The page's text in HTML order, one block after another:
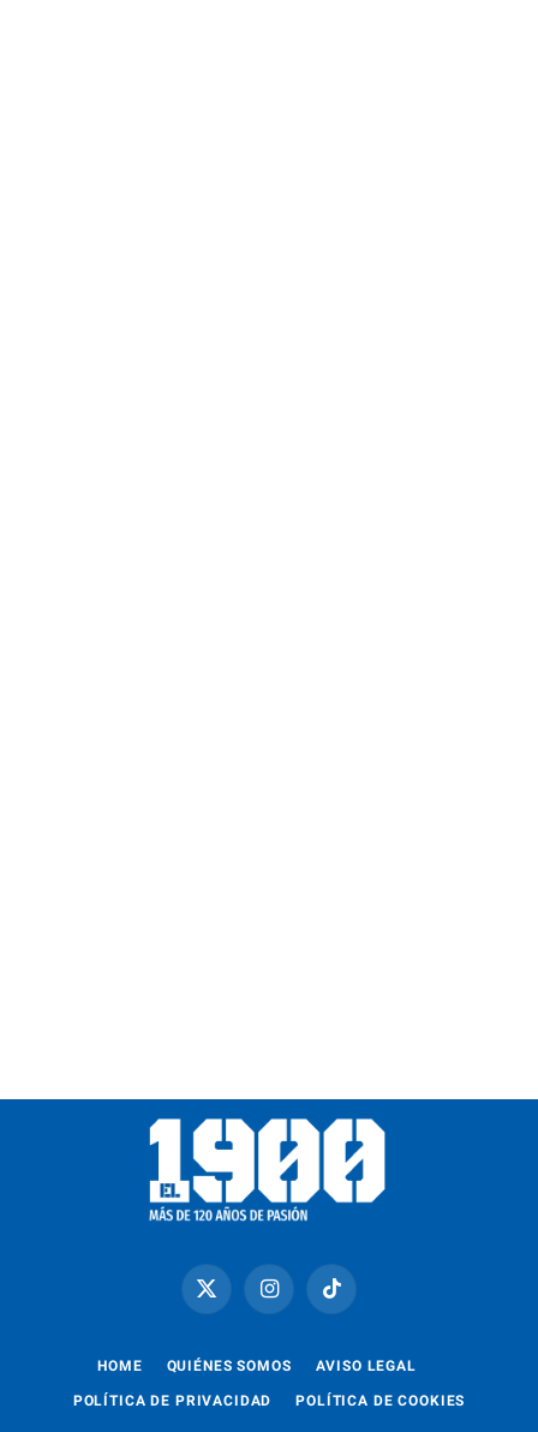
X
(Twitter)
InstagramTikTok
HOME QUIÉNES SOMOS AVISO LEGAL
POLÍTICA DE PRIVACIDAD POLÍTICA DE COOKIES